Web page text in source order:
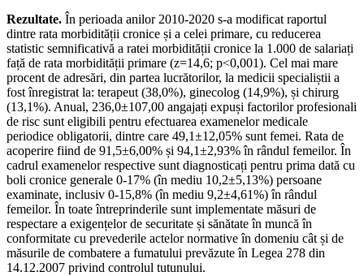
Rezultate. În perioada anilor 2010-2020 s-a modificat raportul
dintre rata morbidității cronice și a celei primare, cu reducerea
statistic semnificativă a ratei morbidității cronice la 1.000 de salariați
față de rata morbidității primare (z=14,6; p<0,001). Cel mai mare
procent de adresări, din partea lucrătorilor, la medicii specialiștii a
fost înregistrat la: terapeut (38,0%), ginecolog (14,9%), și chirurg
(13,1%). Anual, 236,0±107,00 angajați expuși factorilor profesionali
de risc sunt eligibili pentru efectuarea examenelor medicale
periodice obligatorii, dintre care 49,1±12,05% sunt femei. Rata de
acoperire fiind de 91,5±6,00% și 94,1±2,93% în rândul femeilor. În
cadrul examenelor respective sunt diagnosticați pentru prima dată cu
boli cronice generale 0-17% (în mediu 10,2±5,13%) persoane
examinate, inclusiv 0-15,8% (în mediu 9,2±4,61%) în rândul
femeilor. În toate întreprinderile sunt implementate măsuri de
respectare a exigențelor de securitate și sănătate în muncă în
conformitate cu prevederile actelor normative în domeniu cât și de
măsurile de combatere a fumatului prevăzute în Legea 278 din
14.12.2007 privind controlul tutunului.